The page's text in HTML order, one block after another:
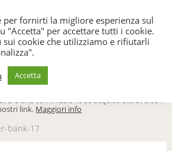
una commissione se acquisti attraverso i
link. Maggiori info
bank-17
per fornirti la migliore esperienza sul
"Accetta" per accettare tutti i cookie.
sui cookie che utilizziamo e rifiutarli
Accetta